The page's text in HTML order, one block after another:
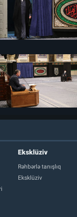
Eksklüziv
Rəhbərlə tanışlıq
Eksklüziv